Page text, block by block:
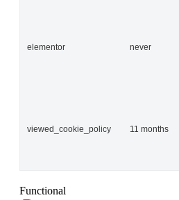
elementor never
viewed_cookie_policy 11 months
Functional